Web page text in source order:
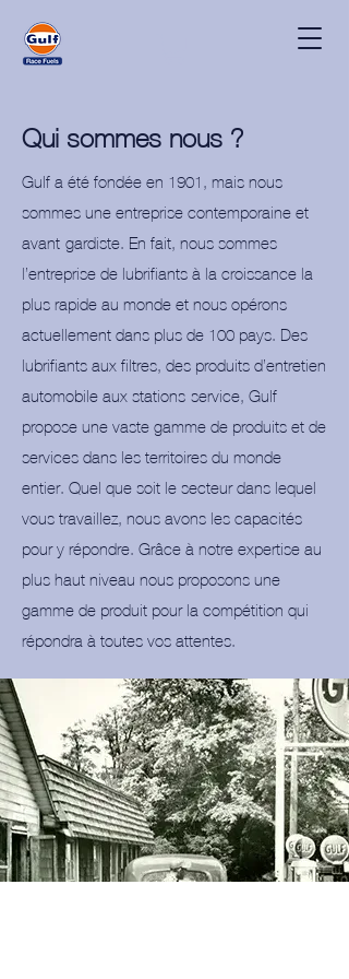
Qui sommes nous ?
Gulf a été fondée en 1901, mais nous
sommes une entreprise contemporaine et
avant-gardiste. En fait, nous sommes
l’entreprise de lubrifiants à la croissance la
plus rapide au monde et nous opérons
actuellement dans plus de 100 pays. Des
lubrifiants aux filtres, des produits d’entretien
automobile aux stations-service, Gulf
propose une vaste gamme de produits et de
services dans les territoires du monde
entier. Quel que soit le secteur dans lequel
vous travaillez, nous avons les capacités
pour y répondre. Grâce à notre expertise au
plus haut niveau nous proposons une
gamme de produit pour la compétition qui
répondra à toutes vos attentes.